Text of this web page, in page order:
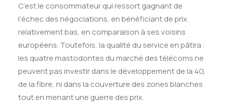
C’est le consommateur qui ressort gagnant de
l’échec des négociations, en bénéficiant de prix
relativement bas, en comparaison à ses voisins
européens. Toutefois, la qualité du service en pâtira :
les quatre mastodontes du marché des télécoms ne
peuvent pas investir dans le développement de la 4G,
de la fibre, ni dans la couverture des zones blanches
tout en menant une guerre des prix.